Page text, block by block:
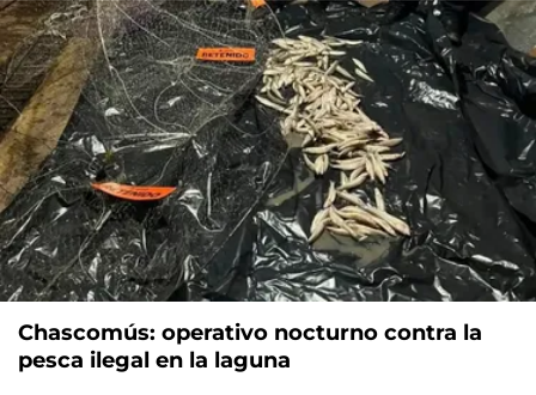
Chascomús: operativo nocturno contra la
pesca ilegal en la laguna